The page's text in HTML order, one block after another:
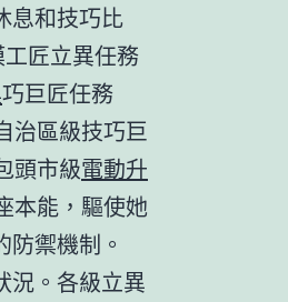
息和技巧比
匠立異任務
巧巨匠任務
治區級技巧巨
頭市級電動升
本能，驅使她
禦機制。
況。各級立異